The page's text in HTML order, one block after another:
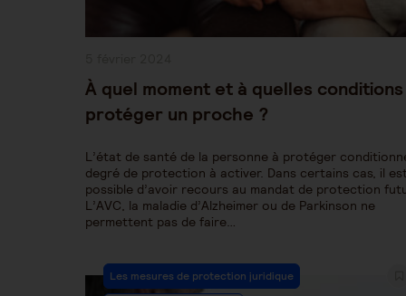
À quel moment et à quelles conditions
protéger un proche ?
L’état de santé de la personne à protéger
degré de protection à activer. Dans certains cas, il est
possible d’avoir recours au mandat de protection
L’AVC, la maladie d’Alzheimer ou de Parkinson ne
permettent pas de faire…
Post
Category:
Les mesures de protection juridique